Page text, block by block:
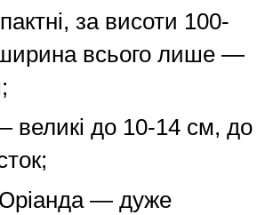
за висоти 100-
всього лише —
великі до 10-14 см, до
— дуже